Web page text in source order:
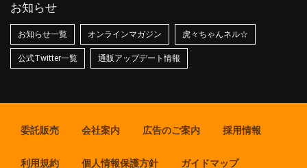
お知らせ
お知らせ一覧 オンラインマガジン 虎々ちゃんネル☆
公式Twitter一覧 通販アップデート情報
委託販売 会社案内 広告のご案内 採用情報
利用規約 個人情報保護方針 ガイドマップ